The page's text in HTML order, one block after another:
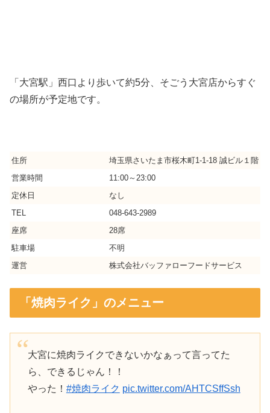
「大宮駅」西口より歩いて約5分、そごう大宮店からすぐ
の場所が予定地です。
住所
埼玉県さいたま市桜木町1-1-18 誠ビル１階
営業時間
11:00～23:00
定休日
なし
TEL
048-643-2989
座席
28席
駐車場
不明
運営
株式会社バッファローフードサービス
「焼肉ライク」のメニュー
大宮に焼肉ライクできないかなぁって言ってた
ら、できるじゃん！！
やった！ #焼肉ライク pic.twitter.com/AHTCSffSsh